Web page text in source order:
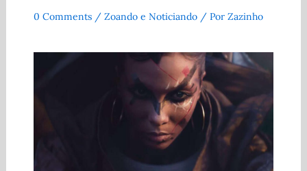
0 Comments / Zoando e Noticiando/ Por Zazinho